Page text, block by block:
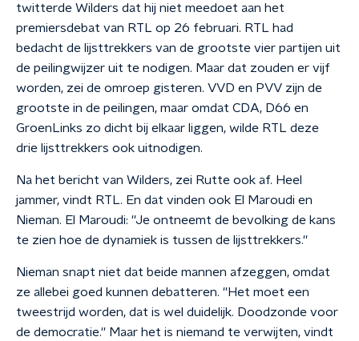
twitterde Wilders dat hij niet meedoet aan het
premiersdebat van RTL op 26 februari. RTL had
bedacht de lijsttrekkers van de grootste vier partijen uit
de peilingwijzer uit te nodigen. Maar dat zouden er vijf
worden, zei de omroep gisteren. VVD en PVV zijn de
grootste in de peilingen, maar omdat CDA, D66 en
GroenLinks zo dicht bij elkaar liggen, wilde RTL deze
drie lijsttrekkers ook uitnodigen.
Na het bericht van Wilders, zei Rutte ook af. Heel
jammer, vindt RTL. En dat vinden ook El Maroudi en
Nieman. El Maroudi: ''Je ontneemt de bevolking de kans
te zien hoe de dynamiek is tussen de lijsttrekkers.''
Nieman snapt niet dat beide mannen afzeggen, omdat
ze allebei goed kunnen debatteren. ''Het moet een
tweestrijd worden, dat is wel duidelijk. Doodzonde voor
de democratie.'' Maar het is niemand te verwijten, vindt